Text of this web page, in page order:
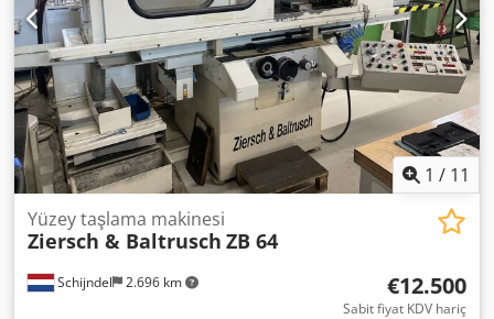
1500 kg - Number of transport packages: 1 Financial
Information VAT: The stated price is excluding VAT
VAT/margin taxation: VAT deductible for businesses
Dkodpfswh Npkex Abpor Delivery and trade-in possible at
any time for all items from the industrial sector Lukas van
Rossum
1 / 11
Schijndel 2.696 km
Yüzey taşlama makinesi
Ziersch & Baltrusch ZB 64
€12.500
Sabit fiyat KDV hariç